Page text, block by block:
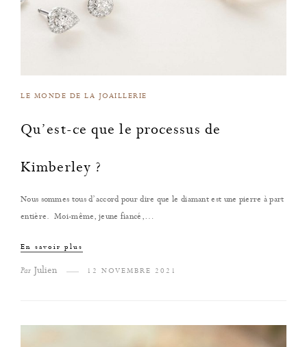
LE MONDE DE LA JOAILLERIE
Qu’est-ce que le processus de
Kimberley ?
Nous sommes tous d’accord pour dire que le diamant est une pierre à part
entière. Moi-même, jeune fiancé,…
En savoir plus
Par Julien 12 NOVEMBRE 2021